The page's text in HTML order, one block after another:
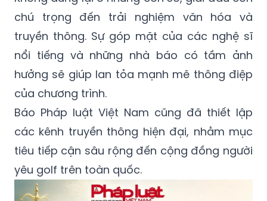
chú trọng đến trải nghiệm văn hóa và
truyền thông. Sự góp mặt của các nghệ sĩ
nổi tiếng và những nhà báo có tầm ảnh
hưởng sẽ giúp lan tỏa mạnh mẽ thông điệp
của chương trình.
Báo Pháp luật Việt Nam cũng đã thiết lập
các kênh truyền thông hiện đại, nhằm mục
tiêu tiếp cận sâu rộng đến cộng đồng người
yêu golf trên toàn quốc.